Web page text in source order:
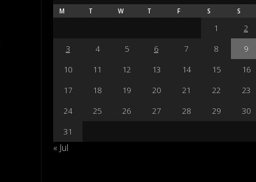
M T W T F S S
1
2
3
4 5 6 7 8
9
10
11 12 13 14 15
16
17
18 19 20 21 22
23
24
25 26 27 28 29
30
31
« Jul